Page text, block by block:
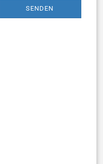
SENDEN